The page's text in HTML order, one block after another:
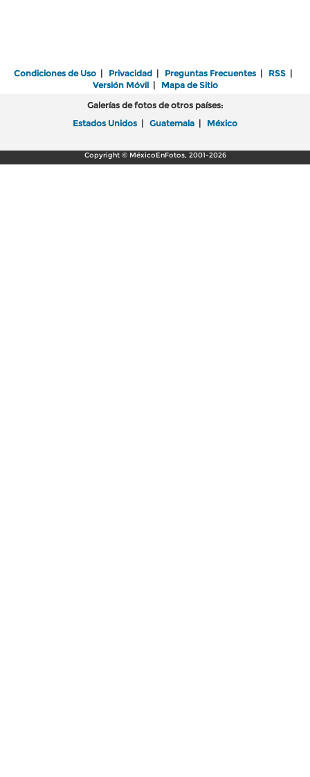
Condiciones de Uso | Privacidad | Preguntas Frecuentes | RSS |
Versión Móvil| Mapa de Sitio
Galerías de fotos de otros países:
Estados Unidos | Guatemala | México
Copyright © MéxicoEnFotos, 2001-2026